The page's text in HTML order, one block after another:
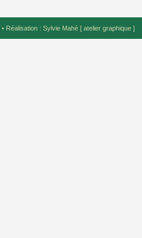
• Réalisation : Sylvie Mahé [ atelier graphique ]